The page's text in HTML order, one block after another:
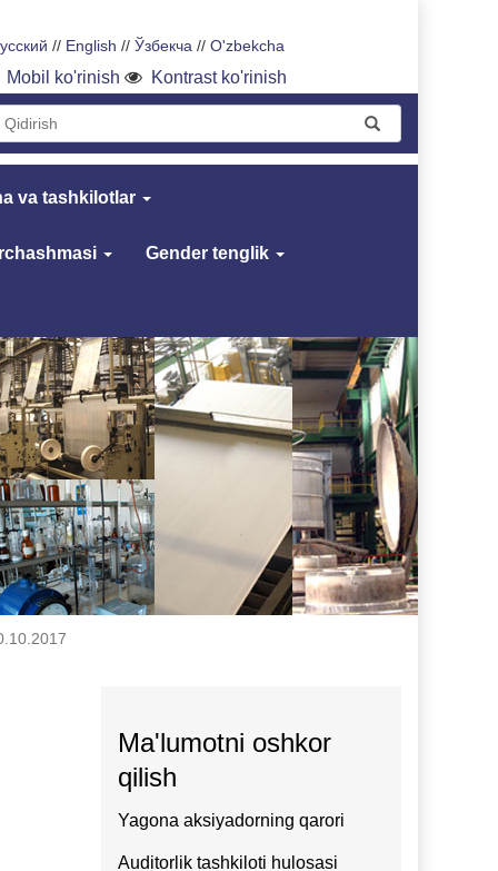
// English // Ўзбекча // O'zbekcha
Mobil ko'rinish Kontrast ko'rinish
va tashkilotlar
Gender tenglik
Ma'lumotni oshkor
qilish
Yagona aksiyadorning qarori
Auditorlik tashkiloti hulosasi